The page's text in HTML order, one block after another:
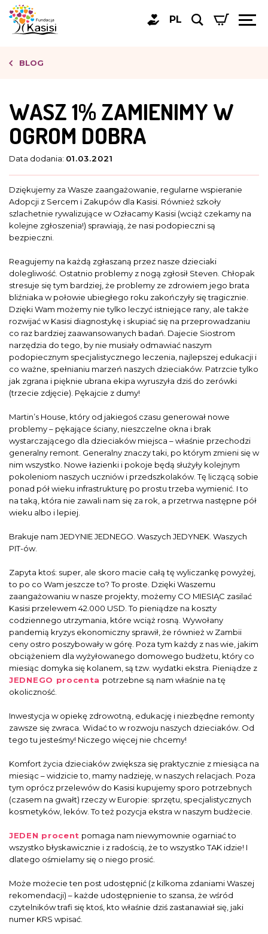
PL
BLOG
WASZ 1% ZAMIENIMY W
OGROM DOBRA
Data dodania: 01.03.2021
Dziękujemy za Wasze zaangażowanie, regularne wspieranie
Adopcji z Sercem i Zakupów dla Kasisi. Również szkoły
szlachetnie rywalizujące w Ozłacamy Kasisi (wciąż czekamy na
kolejne zgłoszenia!) sprawiają, że nasi podopieczni są
bezpieczni.
Reagujemy na każdą zgłaszaną przez nasze dzieciaki
dolegliwość. Ostatnio problemy z nogą zgłosił Steven. Chłopak
stresuje się tym bardziej, że problemy ze zdrowiem jego brata
bliźniaka w połowie ubiegłego roku zakończyły się tragicznie.
Dzięki Wam możemy nie tylko leczyć istniejące rany, ale także
rozwijać w Kasisi diagnostykę i skupiać się na przeprowadzaniu
co raz bardziej zaawansowanych badań. Dajecie Siostrom
narzędzia do tego, by nie musiały odmawiać naszym
podopiecznym specjalistycznego leczenia, najlepszej edukacji i
co ważne, spełnianiu marzeń naszych dzieciaków. Patrzcie tylko
jak zgrana i pięknie ubrana ekipa wyruszyła dziś do zerówki
(trzecie zdjęcie). Pękajcie z dumy!
Martin’s House, który od jakiegoś czasu generował nowe
problemy – pękające ściany, nieszczelne okna i brak
wystarczającego dla dzieciaków miejsca – właśnie przechodzi
generalny remont. Generalny znaczy taki, po którym zmieni się w
nim wszystko. Nowe łazienki i pokoje będą służyły kolejnym
pokoleniom naszych uczniów i przedszkolaków. Tę liczącą sobie
ponad pół wieku infrastrukturę po prostu trzeba wymienić. I to
na taką, która nie zawali nam się za rok, a przetrwa następne pół
wieku albo i lepiej.
Brakuje nam JEDYNIE JEDNEGO. Waszych JEDYNEK. Waszych
PIT-ów.
Zapyta ktoś: super, ale skoro macie całą tę wyliczankę powyżej,
to po co Wam jeszcze to? To proste. Dzięki Waszemu
zaangażowaniu w nasze projekty, możemy CO MIESIĄC zasilać
Kasisi przelewem 42.000 USD. To pieniądze na koszty
codziennego utrzymania, które wciąż rosną. Wywołany
pandemią kryzys ekonomiczny sprawił, że również w Zambii
ceny ostro poszybowały w górę. Poza tym każdy z nas wie, jakim
obciążeniem dla wyżyłowanego domowego budżetu, który co
miesiąc domyka się kolanem, są tzw. wydatki ekstra. Pieniądze z
JEDNEGO procenta potrzebne są nam właśnie na tę
okoliczność.
Inwestycja w opiekę zdrowotną, edukację i niezbędne remonty
zawsze się zwraca. Widać to w rozwoju naszych dzieciaków. Od
tego tu jesteśmy! Niczego więcej nie chcemy!
Komfort życia dzieciaków zwiększa się praktycznie z miesiąca na
miesiąc – widzicie to, mamy nadzieję, w naszych relacjach. Poza
tym oprócz przelewów do Kasisi kupujemy sporo potrzebnych
(czasem na gwałt) rzeczy w Europie: sprzętu, specjalistycznych
kosmetyków, leków. To też pozycja ekstra w naszym budżecie.
JEDEN procent pomaga nam niewymownie ogarniać to
wszystko błyskawicznie i z radością, że to wszystko TAK idzie! I
dlatego ośmielamy się o niego prosić.
Może możecie ten post udostępnić (z kilkoma zdaniami Waszej
rekomendacji) – każde udostępnienie to szansa, że wśród
czytelników trafi się ktoś, kto właśnie dziś zastanawiał się, jaki
numer KRS wpisać.